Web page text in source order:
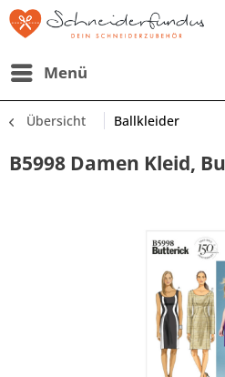
Menü
Übersicht Ballkleider
B5998 Damen Kleid,